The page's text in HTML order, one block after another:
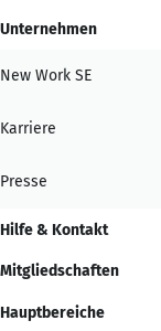
Unternehmen
New Work SE
Karriere
Presse
Hilfe & Kontakt
Mitgliedschaften
Hauptbereiche